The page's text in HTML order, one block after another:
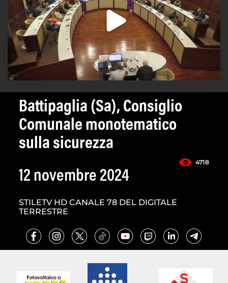
Battipaglia (Sa), Consiglio
Comunale monotematico
sulla sicurezza
4718
12 novembre 2024
STILETV HD CANALE 78 DEL DIGITALE
TERRESTRE